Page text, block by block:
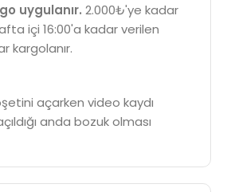
uygulanır. 2.000₺'ye kadar
içi 16:00'a kadar verilen
kargolanır.
açarken video kaydı
anda bozuk olması